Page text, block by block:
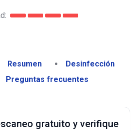
Resumen
Desinfección
Preguntas frecuentes
gratuito y verifique